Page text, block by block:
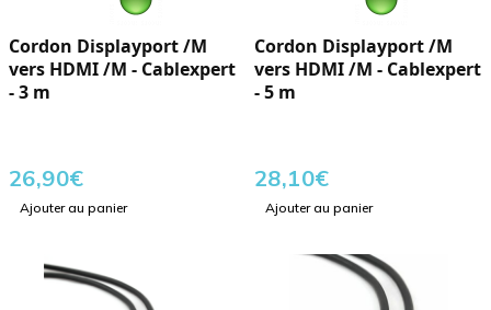
Cordon Displayport /M
vers HDMI /M - Cablexpert
- 3 m
26,90€
Ajouter au panier
Cordon Displayport /M
vers HDMI /M - Cablexpert
- 5 m
28,10€
Ajouter au panier